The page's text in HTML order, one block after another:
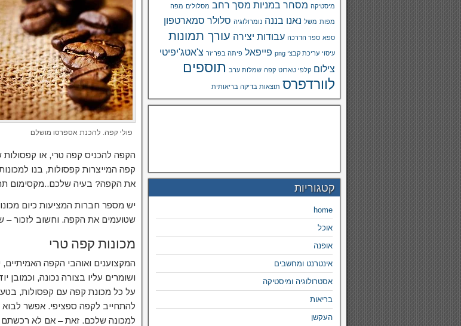
פולי קפה. להכנת אספרסו מושלם
הקפה להכניס קפה טרי, או
קפה המייצרות קפסולות, בנו
את הקפה? בעיה שלכם..מקסימום
יש מספר חברות המציעות כיום
שטועמים את הקפה. וחשוב לזכור –
מכונות קפה טרי
המקצוענים ואוהבי הקפה
ושומרים עליו בצורה נכונה,
על כל מכונת קפה עם קפסולות,
להתחייב לקפה ספציפי. אפשר
למכונה שלכם. זאת – אם לא רכשתם
מיסטיקה מסחר במניות מסך רחב מסלולים מפה
מפות משל נאנו בננה נומרולוגיה סלולר סמארטפון
ספא ספר הדרכה עבודות יצירה עורך תמונות
עיסוי עריכת קבצי png פייפאל פיתה בפריזר צ'אטג'יפיטי
צילום קלפי טארוט קפה שמלות ערב תוספים
לוורדפרס תוצאות בדיקה בריאותית
קטגוריות
home
אוכל
אופנה
אינטרנט ומחשבים
אסטרולוגיה ומיסטיקה
בריאות
העקשן